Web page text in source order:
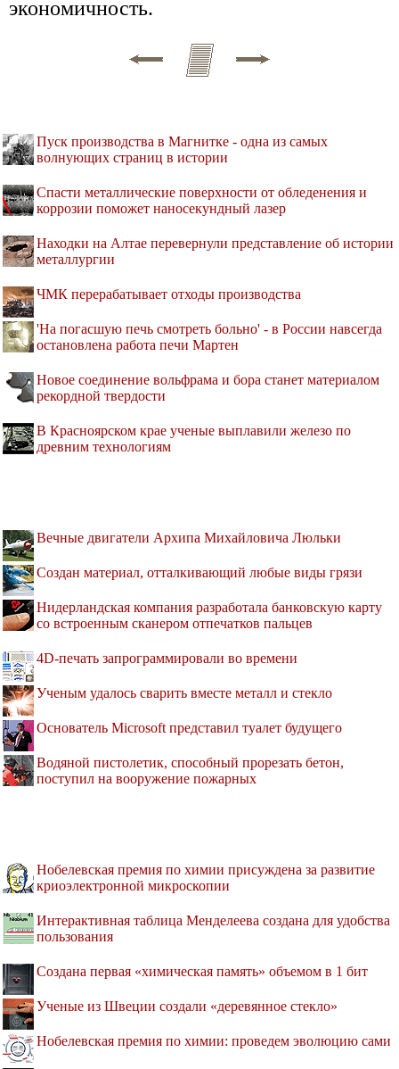
экономичность.
Пуск производства в Магнитке - одна из самых
волнующих страниц в истории
Спасти металлические поверхности от обледенения и
коррозии поможет наносекундный лазер
Находки на Алтае перевернули представление об истории
металлургии
ЧМК перерабатывает отходы производства
'На погасшую печь смотреть больно' - в России навсегда
остановлена работа печи Мартен
Новое соединение вольфрама и бора станет материалом
рекордной твердости
В Красноярском крае ученые выплавили железо по
древним технологиям
Вечные двигатели Архипа Михайловича Люльки
Создан материал, отталкивающий любые виды грязи
Нидерландская компания разработала банковскую карту
со встроенным сканером отпечатков пальцев
4D-печать запрограммировали во времени
Ученым удалось сварить вместе металл и стекло
Основатель Microsoft представил туалет будущего
Водяной пистолетик, способный прорезать бетон,
поступил на вооружение пожарных
Нобелевская премия по химии присуждена за развитие
криоэлектронной микроскопии
Интерактивная таблица Менделеева создана для удобства
пользования
Создана первая «химическая память» объемом в 1 бит
Ученые из Швеции создали «деревянное стекло»
Нобелевская премия по химии: проведем эволюцию сами